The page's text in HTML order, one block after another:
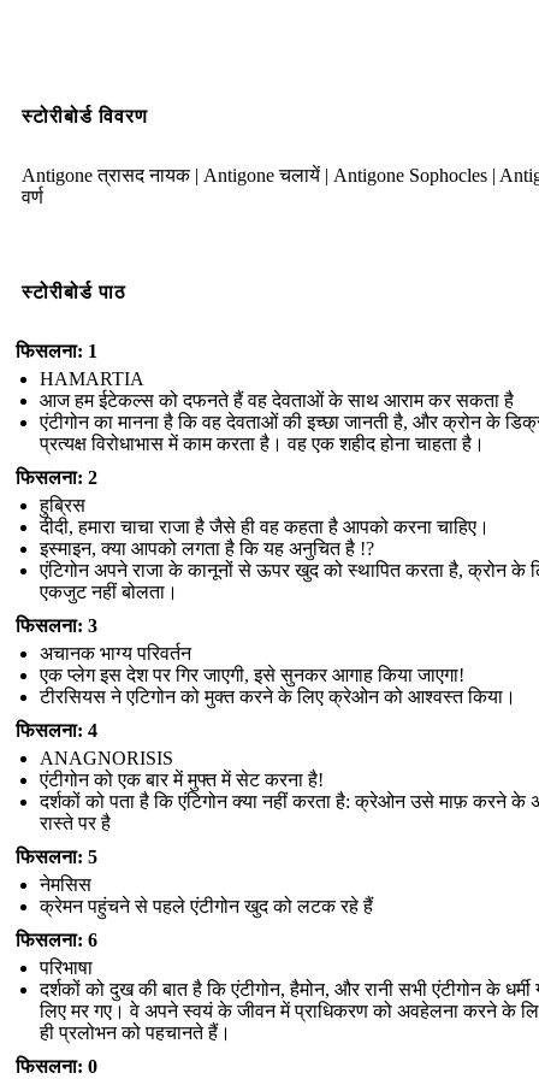
स्टोरीबोर्ड विवरण
Antigone त्रासद नायक | Antigone चलायें | Antigone Sophocles |
वर्ण
स्टोरीबोर्ड पाठ
फिसलना: 1
HAMARTIA
आज हम ईटेकल्स को दफनते हैं वह देवताओं के साथ आराम कर सकता है
एंटीगोन का मानना ​​है कि वह देवताओं की इच्छा जानती है, और क्रोन के
प्रत्यक्ष विरोधाभास में काम करता है। वह एक शहीद होना चाहता है।
फिसलना: 2
हुब्रिस
दीदी, हमारा चाचा राजा है जैसे ही वह कहता है आपको करना चाहिए।
इस्माइन, क्या आपको लगता है कि यह अनुचित है !?
एंटिगोन अपने राजा के कानूनों से ऊपर खुद को स्थापित करता है, क्रोन के
एकजुट नहीं बोलता।
फिसलना: 3
अचानक भाग्य परिवर्तन
एक प्लेग इस देश पर गिर जाएगी, इसे सुनकर आगाह किया जाएगा!
टीरसियस ने एटिगोन को मुक्त करने के लिए क्रेओन को आश्वस्त किया।
फिसलना: 4
ANAGNORISIS
एंटीगोन को एक बार में मुफ्त में सेट करना है!
दर्शकों को पता है कि एंटिगोन क्या नहीं करता है: क्रेओन उसे माफ़ करने के
रास्ते पर है
फिसलना: 5
नेमसिस
क्रेमन पहुंचने से पहले एंटीगोन खुद को लटक रहे हैं
फिसलना: 6
परिभाषा
दर्शकों को दुख की बात है कि एंटीगोन, हैमोन, और रानी सभी एंटीगोन के धर्मी
लिए मर गए। वे अपने स्वयं के जीवन में प्राधिकरण को अवहेलना करने के
ही प्रलोभन को पहचानते हैं।
फिसलना: 0